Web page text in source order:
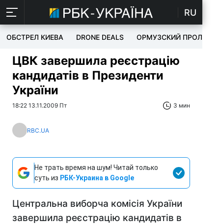
RU
ОБСТРЕЛ КИЕВА DRONE DEALS ОРМУЗСКИЙ ПРОЛИВ
ЦВК завершила реєстрацію
кандидатів в Президенти
України
18:22 13.11.2009 Пт 3 мин
RBC.UA
Не трать время на шум! Читай только
суть из РБК-Украина в Google
Центральна виборча комісія України
завершила реєстрацію кандидатів в